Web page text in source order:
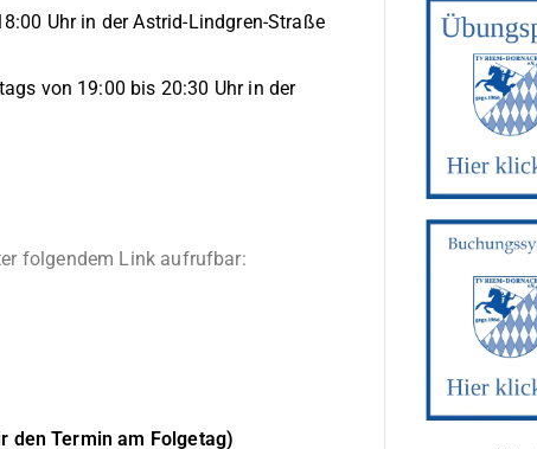
Uhr in der Astrid-Lindgren-Straße
von 19:00 bis 20:30 Uhr in der
folgendem Link aufrufbar:
den Termin am Folgetag)